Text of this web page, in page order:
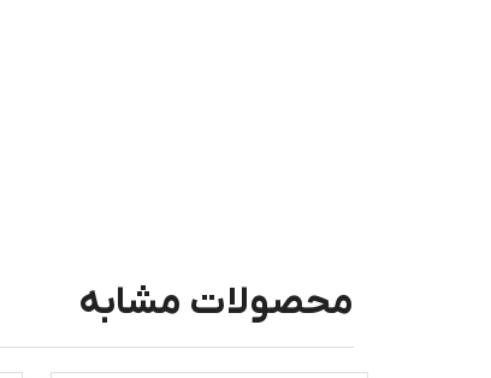
محصولات مشابه